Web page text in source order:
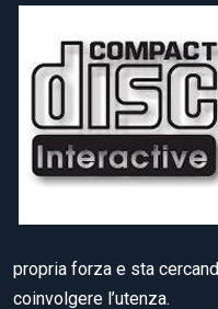
propria forza e sta
coinvolgere l’utenza.